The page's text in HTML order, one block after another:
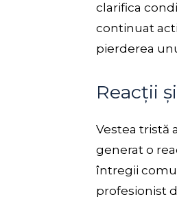
clarifica
continuat
pierderea
Reacții
Vestea tristă
generat o
întregii
profesionist